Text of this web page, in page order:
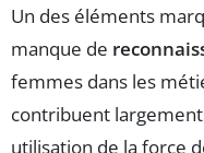
Un des éléments
manque de
femmes dans les
contribuent
utilisation de la force